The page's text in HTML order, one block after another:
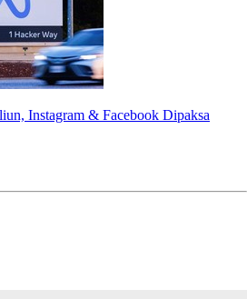
Instagram & Facebook Dipaksa